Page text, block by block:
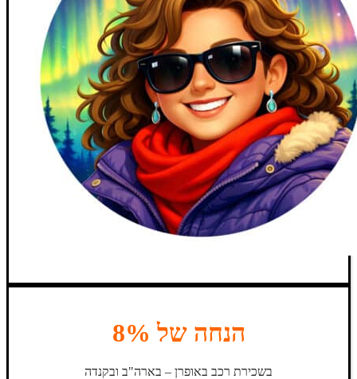
הנחה של 8%
בשכירת רכב באופרן – בארה"ב ובקנדה